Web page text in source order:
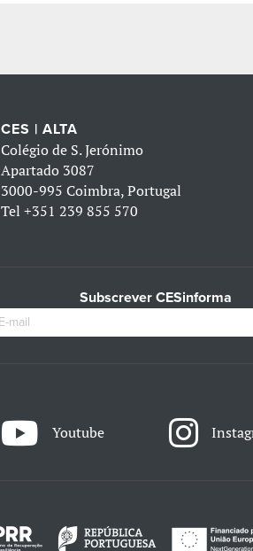
CES | ALTA
Colégio de S. Jerónimo
Apartado 3087
3000-995 Coimbra, Portugal
Tel+351 239 855 570
Subscrever CESinforma
Youtube